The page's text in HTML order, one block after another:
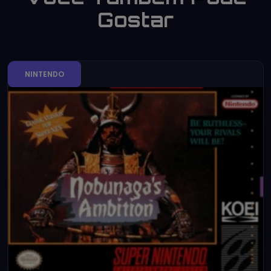
Gostar
NINTENDO